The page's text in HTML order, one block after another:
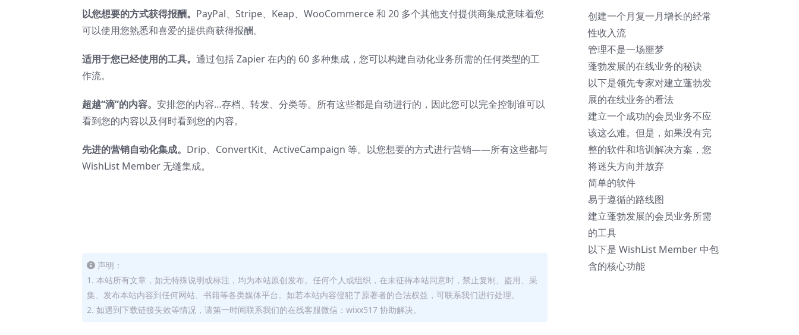
以您想要的方式获得报酬。 PayPal、Stripe、Keap、WooCommerce 和 20 多个其他支付提供商集成意味着您
可以使用您熟悉和喜爱的提供商获得报酬。
适用于您已经使用的工具。 通过包括 Zapier 在内的 60 多种集成，您可以构建自动化业务所需的任何类型的工
作流。
超越“滴”的内容。 安排您的内容…存档、转发、分类等。所有这些都是自动进行的，因此您可以完全控制谁可以
看到您的内容以及何时看到您的内容。
先进的营销自动化集成。 Drip、ConvertKit、ActiveCampaign 等。以您想要的方式进行营销——所有这些都与
WishList Member 无缝集成。
声明：
1. 本站所有文章，如无特殊说明或标注，均为本站原创发布。任何个人或组织，在未征得本站同意时，禁止复制、盗用、采
集、发布本站内容到任何网站、书籍等各类媒体平台。如若本站内容侵犯了原著者的合法权益，可联系我们进行处理。
2. 如遇到下载链接失效等情况，请第一时间联系我们的在线客服微信：wixx517 协助解决。
创建一个月复一月增长的经常
性收入流
管理不是一场噩梦
蓬勃发展的在线业务的秘诀
以下是领先专家对建立蓬勃发
展的在线业务的看法
建立一个成功的会员业务不应
该这么难。但是，如果没有完
整的软件和培训解决方案，您
将迷失方向并放弃
简单的软件
易于遵循的路线图
建立蓬勃发展的会员业务所需
的工具
以下是 WishList Member 中包
含的核心功能